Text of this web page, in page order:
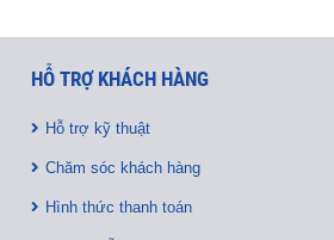
HỖ TRỢ KHÁCH HÀNG
Hỗ trợ kỹ thuật
Chăm sóc khách hàng
Hình thức thanh toán